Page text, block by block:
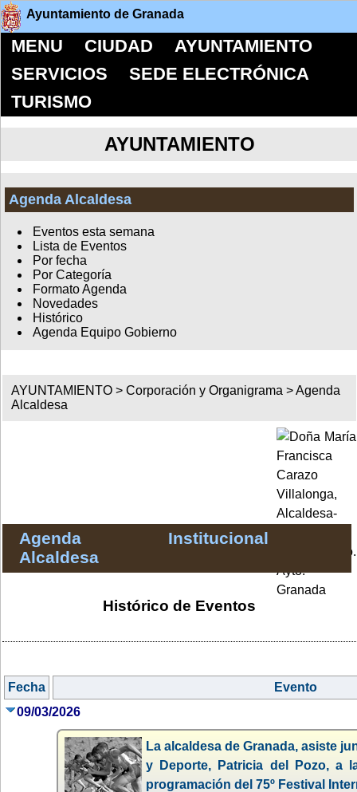
Ayuntamiento de Granada
MENU CIUDAD
AYUNTAMIENTO
SERVICIOS
SEDE ELECTRÓNICA
TURISMO
AYUNTAMIENTO
Agenda Alcaldesa
Eventos esta semana
Lista de Eventos
Por fecha
Por Categoría
Formato Agenda
Novedades
Histórico
Agenda Equipo Gobierno
AYUNTAMIENTO >Corporación y Organigrama >Agenda
Alcaldesa
Agenda Institucional
Alcaldesa
Histórico de Eventos
Fecha
Evento
09/03/2026
La alcaldesa de Granada, asiste
y Deporte, Patricia del Pozo, a
programación del 75º Festival